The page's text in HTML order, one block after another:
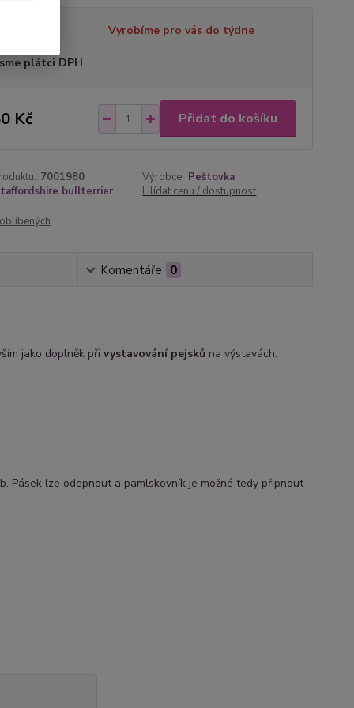
Vyrobíme pro vás do týdne
plátci DPH
Kč Přidat do košíku
7001980 Výrobce: Peštovka
bullterrier Hlídat cenu / dostupnost
Komentáře 0
jako doplněk při vystavování pejsků na výstavách.
Pásek lze odepnout a pamlskovník je možné tedy připnout